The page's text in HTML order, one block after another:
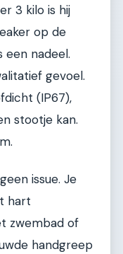
3 kilo is hij
op de
nadeel.
gevoel.
(IP67),
stootje kan.
issue. Je
hart
zwembad of
handgreep